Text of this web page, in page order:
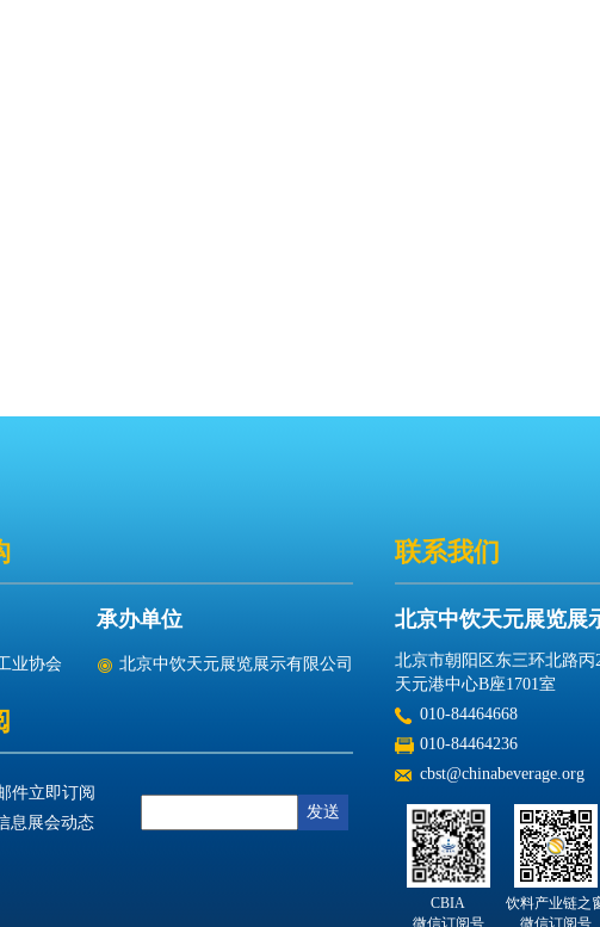
业协会
承办单位
北京中饮天元展览展示有限公司
件立即订阅
息展会动态
联系我们
北京中饮天元展览展
北京市朝阳区东三环北路丙
天元港中心B座1701室
010-84464668
010-84464236
cbst@chinabeverage.org
CBIA
饮料产业链之